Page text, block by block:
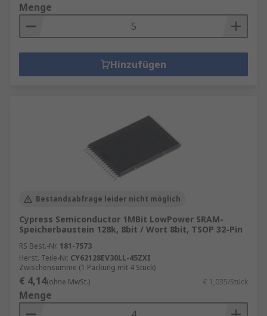
Menge
Hinzufügen
Bestandsabfrage leider nicht möglich
Cypress Semiconductor 1MBit LowPower SRAM-
Speicherbaustein 128k, 8bit / Wort 8bit, TSOP 32-Pin
RS Best.-Nr. 181-7573
Herst. Teile-Nr. CY62128EV30LL-45ZXI
Zwischensumme (1 Packung mit 4 Stück)
€ 4,14(ohne MwSt.) € 1,035/Stück
Menge